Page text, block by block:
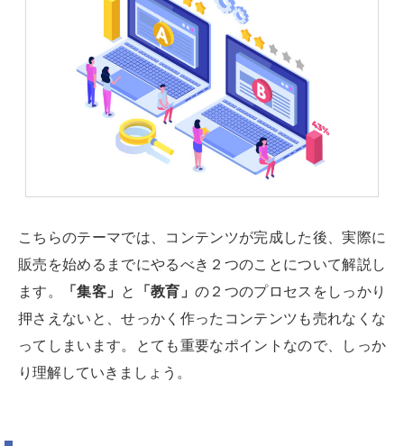
こちらのテーマでは、コンテンツが完成した後、実際に
販売を始めるまでにやるべき２つのことについて解説し
ます。
「集客」 と 「教育」の２つのプロセスをしっかり
押さえないと、せっかく作ったコンテンツも売れなくな
ってしまいます。とても重要なポイントなので、しっか
り理解していきましょう。